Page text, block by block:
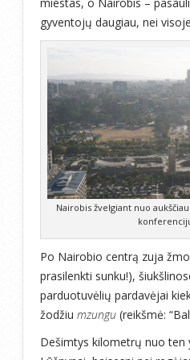
gyventojų daugiau, nei
Nairobis žvelgiant nuo
Po Nairobio centrą zuja
prasilenkti sunku!),
parduotuvėlių pardavėjai
žodžiu mzungu (reikšmė:
Dešimtys kilometrų nuo ten